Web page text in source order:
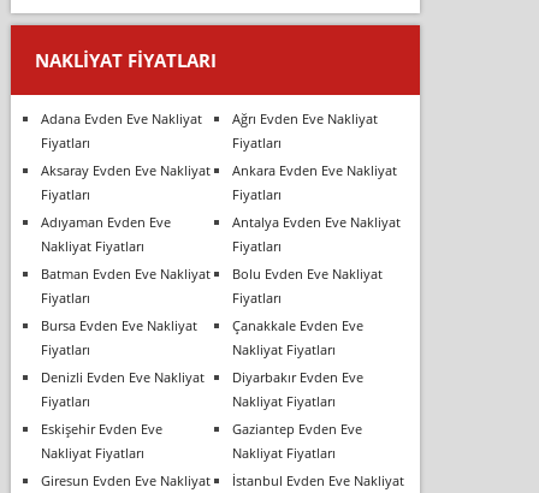
NAKLIYAT FIYATLARI
Adana Evden Eve Nakliyat
Fiyatları
Ağrı Evden Eve Nakliyat
Fiyatları
Aksaray Evden Eve Nakliyat
Fiyatları
Ankara Evden Eve Nakliyat
Fiyatları
Adıyaman Evden Eve
Nakliyat Fiyatları
Antalya Evden Eve Nakliyat
Fiyatları
Batman Evden Eve Nakliyat
Fiyatları
Bolu Evden Eve Nakliyat
Fiyatları
Bursa Evden Eve Nakliyat
Fiyatları
Çanakkale Evden Eve
Nakliyat Fiyatları
Denizli Evden Eve Nakliyat
Fiyatları
Diyarbakır Evden Eve
Nakliyat Fiyatları
Eskişehir Evden Eve
Nakliyat Fiyatları
Gaziantep Evden Eve
Nakliyat Fiyatları
Giresun Evden Eve Nakliyat
İstanbul Evden Eve Nakliyat